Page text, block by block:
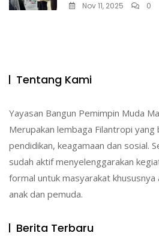
Nov 11, 2025 0
Tentang Kami
Yayasan Bangun Pemimpin Muda
Merupakan lembaga Filantropi
pendidikan, keagamaan dan sosial.
sudah aktif menyelenggarakan
formal untuk masyarakat khususnya
anak dan pemuda.
Berita Terbaru